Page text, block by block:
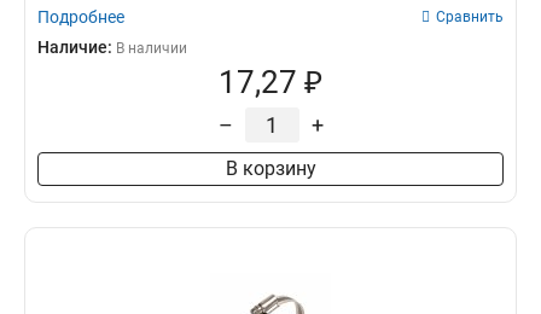
Подробнее Сравнить
Наличие: В наличии
17,27 ₽
– +
В корзину